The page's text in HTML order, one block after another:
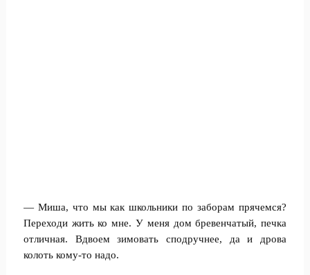
— Миша, что мы как школьники по заборам прячемся?
Переходи жить ко мне. У меня дом бревенчатый, печка
отличная. Вдвоем зимовать сподручнее, да и дрова
колоть кому-то надо.